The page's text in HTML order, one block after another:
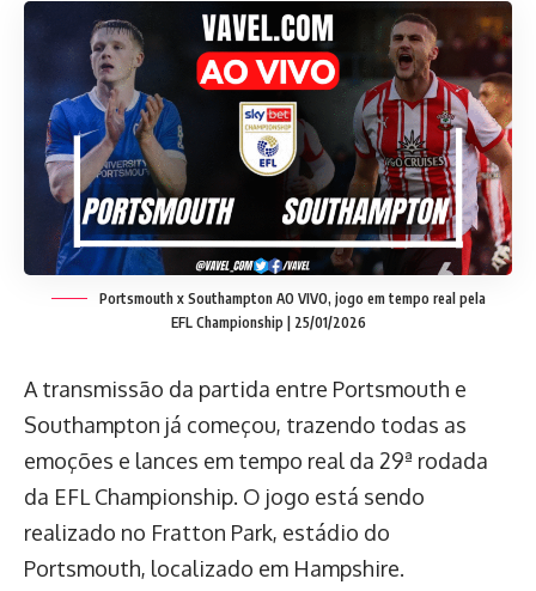
Portsmouth x Southampton AO VIVO, jogo em tempo real pela
EFL Championship | 25/01/2026
A transmissão da partida entre Portsmouth e
Southampton já começou, trazendo todas as
emoções e lances em tempo real da 29ª rodada
da EFL Championship. O jogo está sendo
realizado no Fratton Park, estádio do
Portsmouth, localizado em Hampshire.